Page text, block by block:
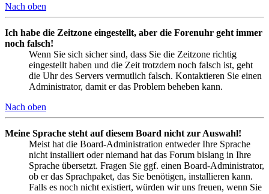
Nach oben
Ich habe die Zeitzone eingestellt, aber die Forenuhr geht immer
noch falsch!
Wenn Sie sich sicher sind, dass Sie die Zeitzone richtig
eingestellt haben und die Zeit trotzdem noch falsch ist, geht
die Uhr des Servers vermutlich falsch. Kontaktieren Sie einen
Administrator, damit er das Problem beheben kann.
Nach oben
Meine Sprache steht auf diesem Board nicht zur Auswahl!
Meist hat die Board-Administration entweder Ihre Sprache
nicht installiert oder niemand hat das Forum bislang in Ihre
Sprache übersetzt. Fragen Sie ggf. einen Board-Administrator,
ob er das Sprachpaket, das Sie benötigen, installieren kann.
Falls es noch nicht existiert, würden wir uns freuen, wenn Sie